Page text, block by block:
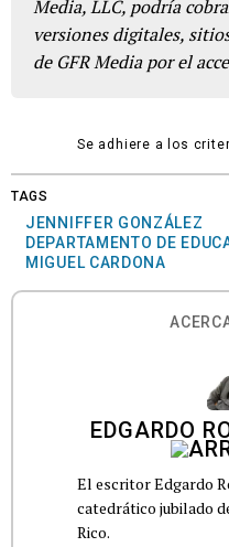
Media, LLC, podría
versiones digitales,
de GFR Media por el
Se adhiere a los
TAGS
JENNIFFER GONZÁLEZ
DEPARTAMENTO DE
MIGUEL CARDONA
EDGARDO
El escritor Edgardo
catedrático jubilado
Rico.